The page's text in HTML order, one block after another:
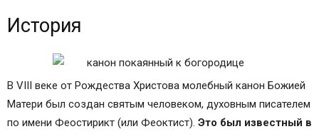
История
В VIII веке от Рождества Христова молебный канон Божией
Матери был создан святым человеком, духовным писателем
по имени Феостирикт (или Феоктист). Это был известный в